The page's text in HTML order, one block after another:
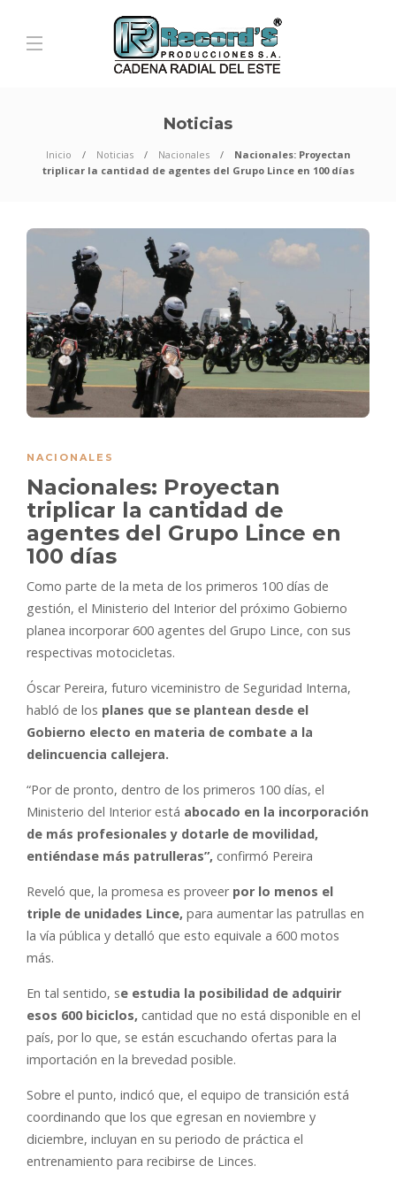
Noticias
Inicio Noticias Nacionales
Nacionales: Proyectan
triplicar la cantidad de agentes del Grupo Lince en 100 días
NACIONALES
Nacionales: Proyectan
triplicar la cantidad de
agentes del Grupo Lince en
100 días
Como parte de la meta de los primeros 100 días de
gestión, el Ministerio del Interior del próximo Gobierno
planea incorporar 600 agentes del Grupo Lince, con sus
respectivas motocicletas.
Óscar Pereira, futuro viceministro de Seguridad Interna,
habló de los planes que se plantean desde el
Gobierno electo en materia de combate a la
delincuencia callejera.
“Por de pronto, dentro de los primeros 100 días, el
Ministerio del Interior está abocado en la incorporación
de más profesionales y dotarle de movilidad,
entiéndase más patrulleras”, confirmó Pereira
Reveló que, la promesa es proveerpor lo menos el
triple de unidades Lince, para aumentar las patrullas en
la vía pública y detalló que esto equivale a 600 motos
más.
En tal sentido, se estudia la posibilidad de adquirir
esos 600 biciclos, cantidad que no está disponible en el
país, por lo que, se están escuchando ofertas para la
importación en la brevedad posible.
Sobre el punto, indicó que, el equipo de transición está
coordinando que los que egresan en noviembre y
diciembre, incluyan en su periodo de práctica el
entrenamiento para recibirse de Linces.